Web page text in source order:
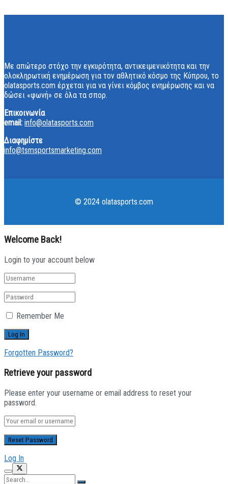
Με απώτερο στόχο την εγκυρότητα, αντικειμενικότητα και την
ολοκληρωτική ενημέρωση για τον αθλητικό κόσμο της Κύπρου, το
olatasports.com έρχεται για να γίνει κόμβος ενημέρωσης και να
δώσει «φωνή» σε όλα τα σπορ.
Επικοινωνία
email: info@olatasports.com
Διαφημίστε
info@tsmsportsmarketing.com
© 2024 olatasports.com
Welcome Back!
Login to your account below
Remember Me
Forgotten Password?
Retrieve your password
Please enter your username or email address to reset your
password.
Log In